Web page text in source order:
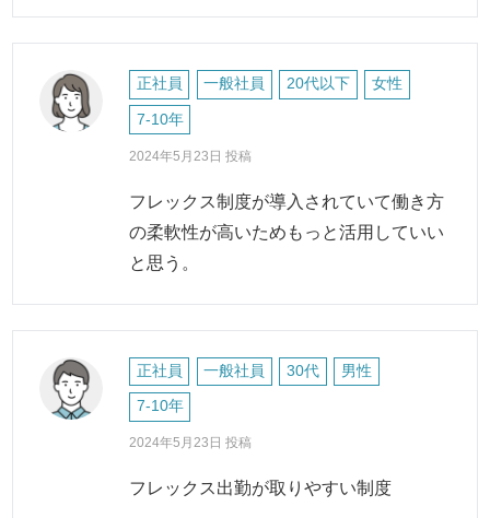
正社員 一般社員 20代以下 女性
7-10年
2024年5月23日 投稿
フレックス制度が導入されていて働き方
の柔軟性が高いためもっと活用していい
と思う。
正社員 一般社員 30代 男性
7-10年
2024年5月23日 投稿
フレックス出勤が取りやすい制度